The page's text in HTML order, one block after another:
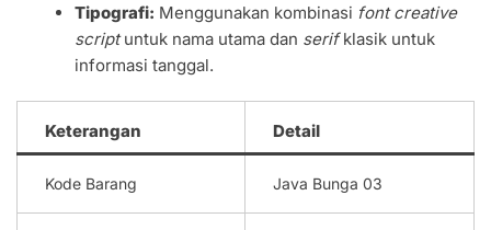
Tipografi: Menggunakan kombinasi font creative
scriptuntuk nama utama dan serifklasik untuk
informasi tanggal.
Keterangan Detail
Kode Barang Java Bunga 03